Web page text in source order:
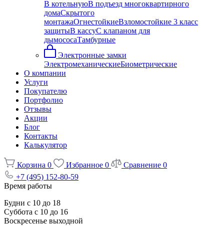
В котельнуюВ подъезд многоквартирного
домаСкрытого
монтажаОгнестойкиеВзломостойкие 3 класс
защитыВ кассуС клапаном для
дымососаТамбурные
Электронные замки
ЭлектромеханическиеБиометрические
О компании
Услуги
Покупателю
Портфолио
Отзывы
Акции
Блог
Контакты
Калькулятор
Корзина 0 Избранное 0 Сравнение 0
+7 (495) 152-80-59
Время работы
Будни с 10 до 18
Суббота с 10 до 16
Воскресенье выходной